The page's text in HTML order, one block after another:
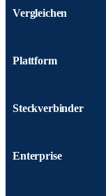
Vergleichen
Plattform
Steckverbinder
Enterprise